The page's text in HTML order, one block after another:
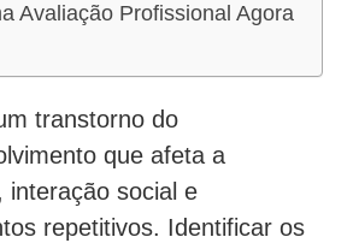
Avaliação Profissional Agora
transtorno do
que afeta a
interação social e
repetitivos. Identificar os